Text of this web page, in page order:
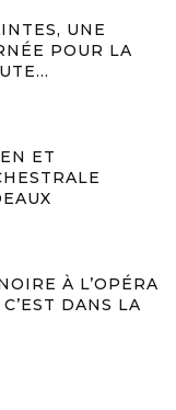
UNE
POUR LA
ET
À L’OPÉRA
DANS LA